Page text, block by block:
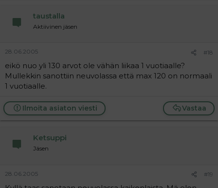
taustalla
Aktiivinen jäsen
28.06.2005 #18
eikö nuo yli 130 arvot ole vähän liikaa 1 vuotiaalle?
Mullekkin sanottiin neuvolassa että max 120 on normaali
1 vuotiaalle.
Vastaa
Ilmoita asiaton viesti
Ketsuppi
Jäsen
28.06.2005 #19